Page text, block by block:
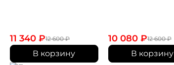
12 600₽
11 340 ₽
В корзину
12 600₽
10 080 ₽
В корзину